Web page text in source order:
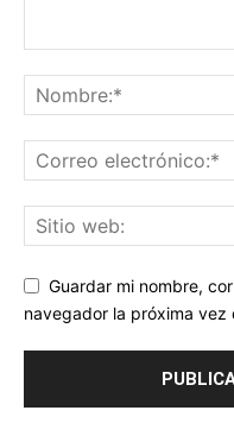
Guardar mi nombre,
navegador la próxima vez